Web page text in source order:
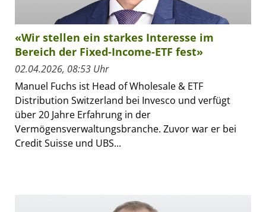
«Wir stellen ein starkes Interesse im
Bereich der Fixed-Income-ETF fest»
02.04.2026, 08:53 Uhr
Manuel Fuchs ist Head of Wholesale & ETF
Distribution Switzerland bei Invesco und verfügt
über 20 Jahre Erfahrung in der
Vermögensverwaltungsbranche. Zuvor war er bei
Credit Suisse und UBS...